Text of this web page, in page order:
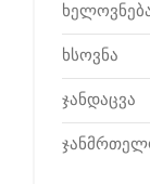
ხსოვნა
ჯანდაცვა